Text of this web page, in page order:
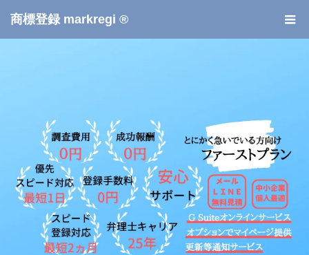
商標登録 markregi ®